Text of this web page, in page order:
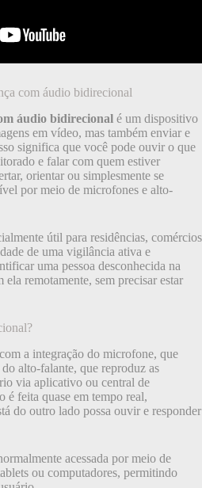
com áudio bidirecional
áudio bidirecional é um dispositivo
em vídeo, mas também enviar e
significa que você pode ouvir o que
e falar com quem estiver
orientar ou simplesmente se
por meio de microfones e alto-
útil para residências, comércios
de uma vigilância ativa e
uma pessoa desconhecida na
remotamente, sem precisar estar
a integração do microfone, que
alto-falante, que reproduz as
via aplicativo ou central de
é feita quase em tempo real,
do outro lado possa ouvir e responder
acessada por meio de
ou computadores, permitindo